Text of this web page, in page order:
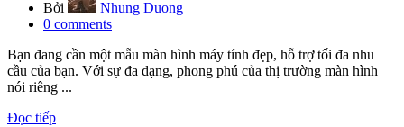
Bởi
Nhung Duong
0 comments
Bạn đang cần một mẫu màn hình máy tính đẹp, hỗ trợ tối đa nhu
cầu của bạn. Với sự đa dạng, phong phú của thị trường màn hình
nói riêng ...
Đọc tiếp